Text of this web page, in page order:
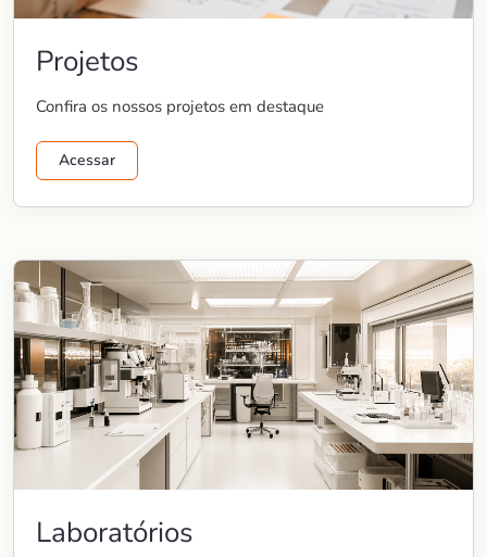
Projetos
Confira os nossos projetos em destaque
Acessar
Laboratórios